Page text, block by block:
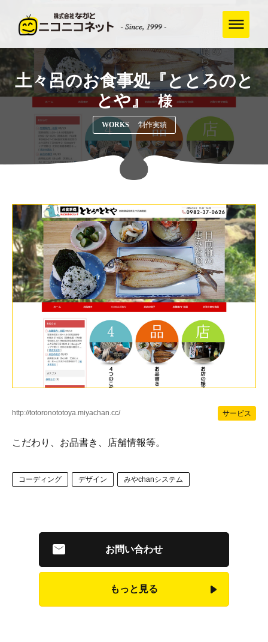
土々呂のお食事処『ととろのと
とや』 様
WORKS 制作実績
http://totoronototoya.miyachan.cc/ サービス
こだわり、お品書き、店舗情報等。
コーディング デザイン みやchanシステム
お問い合わせ
もっと見る